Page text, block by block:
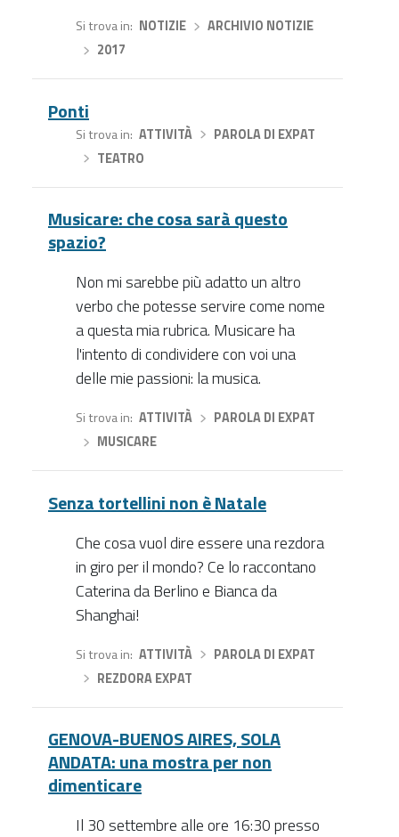
Si trova in NOTIZIE›
ARCHIVIO NOTIZIE
2017
Ponti
Si trova in ATTIVITÀ›
PAROLA DI EXPAT
TEATRO
Musicare: che cosa sarà questo
spazio?
Non mi sarebbe più adatto un altro
verbo che potesse servire come nome
a questa mia rubrica. Musicare ha
l'intento di condividere con voi una
delle mie passioni: la musica.
Si trova in ATTIVITÀ›
PAROLA DI EXPAT
MUSICARE
Senza tortellini non è Natale
Che cosa vuol dire essere una rezdora
in giro per il mondo? Ce lo raccontano
Caterina da Berlino e Bianca da
Shanghai!
Si trova in ATTIVITÀ›
PAROLA DI EXPAT
REZDORA EXPAT
GENOVA-BUENOS AIRES, SOLA
ANDATA: una mostra per non
dimenticare
Il 30 settembre alle ore 16:30 presso